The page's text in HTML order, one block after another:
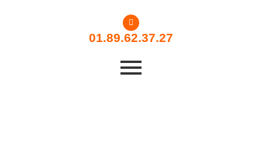
01.89.62.37.27